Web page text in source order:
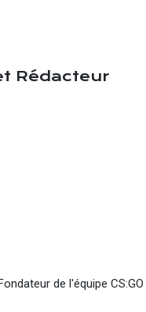
Rédacteur
de l'équipe